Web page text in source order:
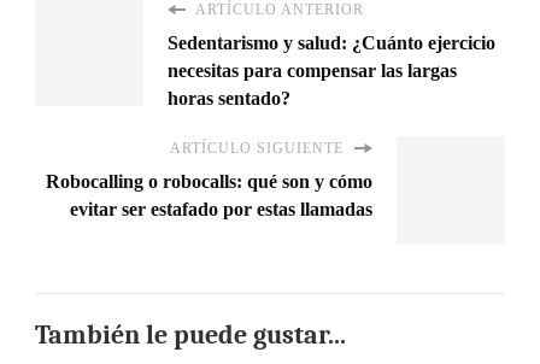
ARTÍCULO ANTERIOR
Sedentarismo y salud: ¿Cuánto ejercicio
necesitas para compensar las largas
horas sentado?
ARTÍCULO SIGUIENTE
Robocalling o robocalls: qué son y cómo
evitar ser estafado por estas llamadas
También le puede gustar...